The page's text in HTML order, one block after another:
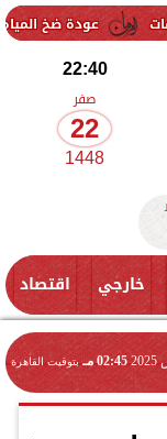
ضخ المياه تدريجيًا
22:40
صفر
22
1448
خارجي اقتصاد
02:45 مـ بتوقيت القاهرة